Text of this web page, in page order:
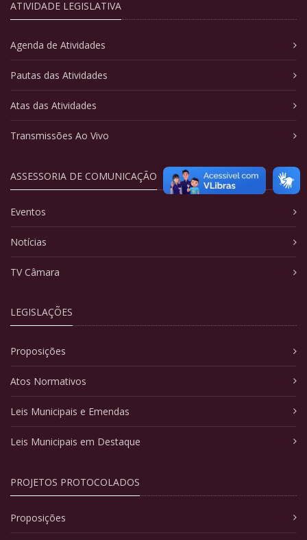
ATIVIDADE LEGISLATIVA
Agenda de Atividades
Pautas das Atividades
Atas das Atividades
Transmissões Ao Vivo
ASSESSORIA DE COMUNICAÇÃO
Eventos
Notícias
TV Câmara
LEGISLAÇÕES
Proposições
Atos Normativos
Leis Municipais e Emendas
Leis Municipais em Destaque
PROJETOS PROTOCOLADOS
Proposições